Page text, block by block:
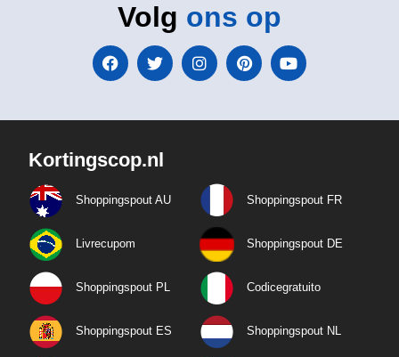
Volg ons op
Kortingscop.nl
Shoppingspout AU Shoppingspout FR
Livrecupom Shoppingspout DE
Shoppingspout PL Codicegratuito
Shoppingspout ES Shoppingspout NL